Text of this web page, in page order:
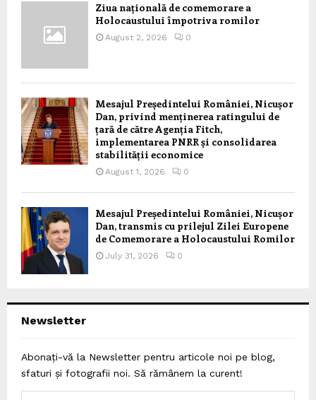
Ziua națională de comemorare a
Holocaustului împotriva romilor
August 2, 2026 0
Mesajul Președintelui României, Nicușor
Dan, privind menținerea ratingului de
țară de către Agenția Fitch,
implementarea PNRR și consolidarea
stabilității economice
August 1, 2026 0
Mesajul Președintelui României, Nicușor
Dan, transmis cu prilejul Zilei Europene
de Comemorare a Holocaustului Romilor
July 31, 2026 0
Newsletter
Abonați-vă la Newsletter pentru articole noi pe blog,
sfaturi și fotografii noi. Să rămânem la curent!